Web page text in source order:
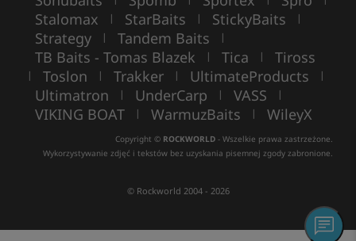
Stalomax | StarBaits | StickyBaits |
Strategy | Tandem Baits |
TB Baits - Tomas Blazek | Tica | Tiross
| Toslon | Trakker | UltimateProducts |
Ultimatron | UnderCarp | VASS |
VIKING BOAT | WarmuzBaits | WileyX
Copyright © ROCKWORLD - Wszelkie prawa zastrzeżone.
Wykorzystywanie zdjęć i tekstów bez uzyskania pisemnej zgody zabronione.
© Rockworld 2004 - 2026